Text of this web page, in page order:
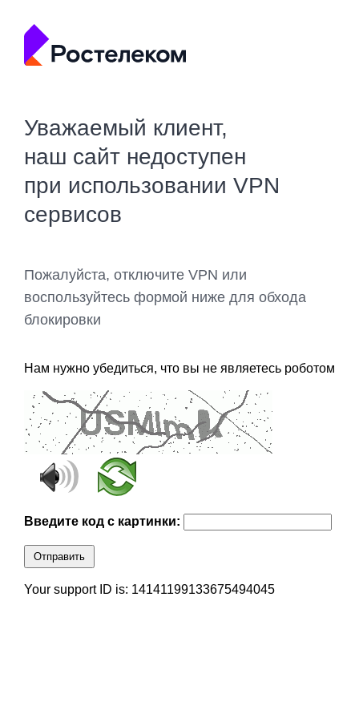
Уважаемый клиент,
наш сайт недоступен
при использовании VPN
сервисов
Пожалуйста, отключите VPN или
воспользуйтесь формой ниже для обхода
блокировки
Нам нужно убедиться, что вы не являетесь роботом
Введите код с картинки:
Отправить
Your support ID is: 14141199133675494045